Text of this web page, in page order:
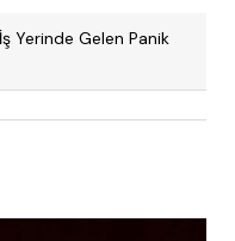
İş Yerinde Gelen Panik